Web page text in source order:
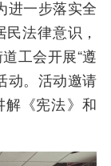
进一步落实全
法律意识，
工会开展“遵
动。活动邀请
解《宪法》 和